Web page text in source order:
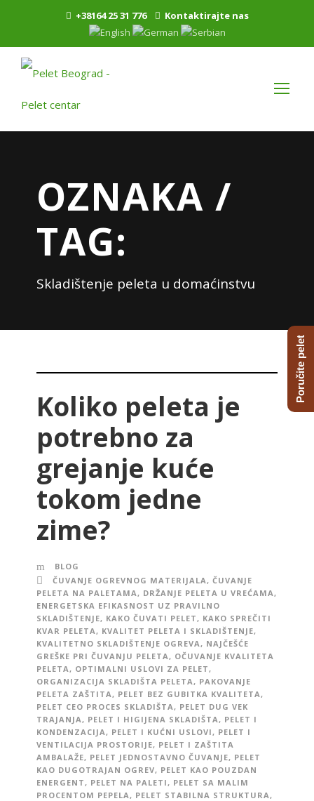
+38164 25 31 776 Kontaktirajte nas
OZNAKA /
TAG:
Skladištenje peleta u domaćinstvu
Koliko peleta je
potrebno za
grejanje kuće
tokom jedne
zime?
BLOG
ČUVANJE OGREVNOG MATERIJALA , ČUVANJE
PELETA NA PALETAMA , DRŽANJE PELETA U VREĆAMA ,
ENERGETSKA EFIKASNOST UZ PRAVILNO
SKLADIŠTENJE, KAKO ČUVATI PELET , KAKO SPREČITI
KVAR PELETA , KVALITET PELETA I SKLADIŠTENJE,
KVALITETNO SKLADIŠTENJE OGREVA , NAJČEŠĆE
GREŠKE PRI ČUVANJU PELETA , OČUVANJE KVALITETA
PELETA , OPTIMALNI USLOVI ZA PELET ,
ORGANIZACIJA SKLADIŠTA PELETA , PAKOVANJE
PELETA ZAŠTITA , PELET BEZ GUBITKA KVALITETA ,
PELET CEO PROCES SKLADIŠTA , PELET DUG VEK
TRAJANJA , PELET I HIGIJENA SKLADIŠTA , PELET I
KONDENZACIJA , PELET I KUĆNI USLOVI , PELET I
VENTILACIJA PROSTORIJE, PELET I ZAŠTITA
AMBALAŽE, PELET JEDNOSTAVNO ČUVANJE, PELET
KAO DUGOTRAJAN OGREV, PELET KAO POUZDAN
ENERGENT , PELET NA PALETI , PELET SA MALIM
PROCENTOM PEPELA , PELET STABILNA STRUKTURA ,
Poručite pelet